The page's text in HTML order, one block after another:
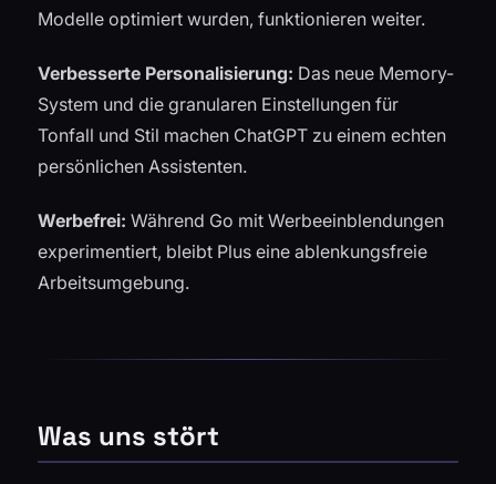
Modelle optimiert wurden, funktionieren weiter.
Verbesserte Personalisierung: Das neue Memory-
System und die granularen Einstellungen für
Tonfall und Stil machen ChatGPT zu einem echten
persönlichen Assistenten.
Werbefrei: Während Go mit Werbeeinblendungen
experimentiert, bleibt Plus eine ablenkungsfreie
Arbeitsumgebung.
Was uns stört